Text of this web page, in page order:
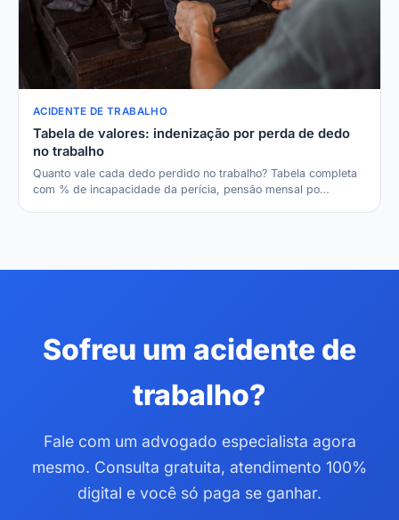
ACIDENTE DE TRABALHO
Tabela de valores: indenização por perda de dedo
no trabalho
Quanto vale cada dedo perdido no trabalho? Tabela completa
com % de incapacidade da perícia, pensão mensal po…
Sofreu um acidente de
trabalho?
Fale com um advogado especialista agora
mesmo. Consulta gratuita, atendimento 100%
digital e você só paga se ganhar.